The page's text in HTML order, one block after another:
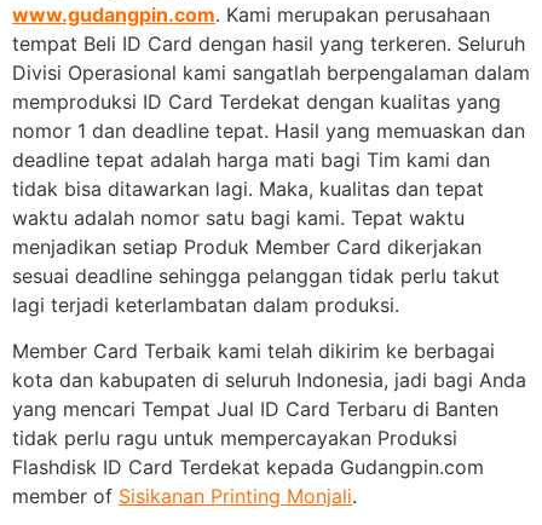
www.gudangpin.com. Kami merupakan perusahaan
tempat Beli ID Card dengan hasil yang terkeren. Seluruh
Divisi Operasional kami sangatlah berpengalaman dalam
memproduksi ID Card Terdekat dengan kualitas yang
nomor 1 dan deadline tepat. Hasil yang memuaskan dan
deadline tepat adalah harga mati bagi Tim kami dan
tidak bisa ditawarkan lagi. Maka, kualitas dan tepat
waktu adalah nomor satu bagi kami. Tepat waktu
menjadikan setiap Produk Member Card dikerjakan
sesuai deadline sehingga pelanggan tidak perlu takut
lagi terjadi keterlambatan dalam produksi.
Member Card Terbaik kami telah dikirim ke berbagai
kota dan kabupaten di seluruh Indonesia, jadi bagi Anda
yang mencari Tempat Jual ID Card Terbaru di Banten
tidak perlu ragu untuk mempercayakan Produksi
Flashdisk ID Card Terdekat kepada Gudangpin.com
member of Sisikanan Printing Monjali.